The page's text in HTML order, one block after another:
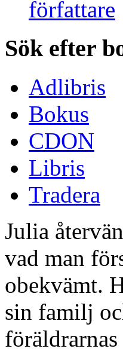
Sök efter
Adlibris
Bokus
CDON
Libris
Tradera
Julia
vad man
obekvämt.
sin familj